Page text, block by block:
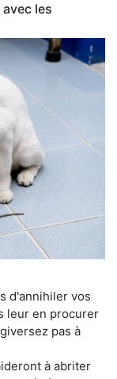
les
d'annihiler vos
leur en procurer
pas à
à abriter